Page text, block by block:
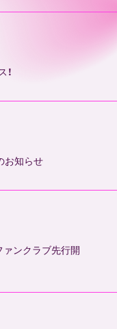
！
お知らせ
ァンクラブ先行開